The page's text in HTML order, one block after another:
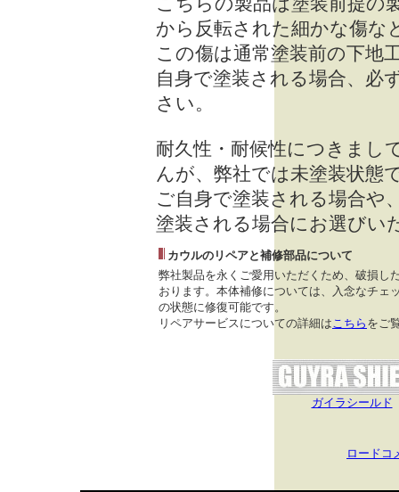
から反転された細かな傷な
この傷は通常塗装前の下地
自身で塗装される場合、必
さい。
耐久性・耐候性につきまし
んが、弊社では未塗装状態
ご自身で塗装される場合や
塗装される場合にお選びい
カウルのリペアと補修部品について
弊社製品を永くご愛用いただくため、破損し
おります。本体補修については、入念なチェ
の状態に修復可能です。
リペアサービスについての詳細はこちら をご
ガイラシールド
ロードコ